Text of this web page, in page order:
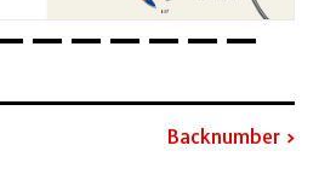
Backnumber